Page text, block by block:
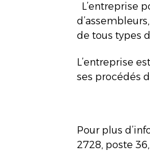
L’entreprise
de tous types
L’entreprise
ses procédés
Pour plus
2728, poste